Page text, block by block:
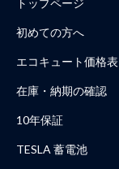
トップページ
初めての方へ
エコキュート価格表
在庫・納期の確認
10年保証
TESLA 蓄電池